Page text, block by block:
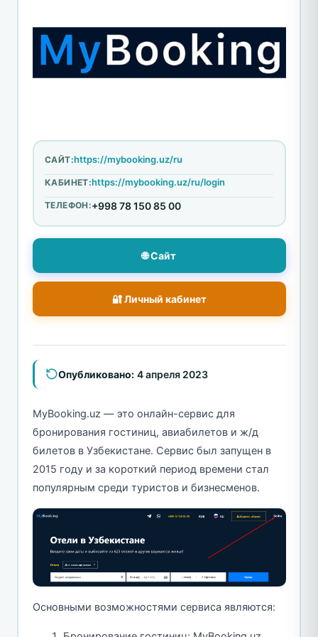
САЙТ:https://mybooking.uz/ru
КАБИНЕТ:https://mybooking.uz/ru/login
ТЕЛЕФОН:+998 78 150 85 00
🌐 Сайт
🔐 Личный кабинет
Опубликовано: 4 апреля 2023
MyBooking.uz — это онлайн-сервис для
бронирования гостиниц, авиабилетов и ж/д
билетов в Узбекистане. Сервис был запущен в
2015 году и за короткий период времени стал
популярным среди туристов и бизнесменов.
Основными возможностями сервиса являются: